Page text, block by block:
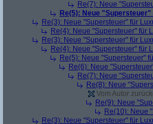
Re(7): Neue
Re(5): Neue
Re(3): Neue "Supersteuer" für
Re(4): Neue "Supersteuer" für
Re(3): Neue "Supersteuer" für
Re(4): Neue "Supersteuer" für
Re(5): Neue "Supersteuer"
Re(6): Neue
Re(7): Neue
Re(8): Neue
Vom Autor
Re(9): Neue
Re(10): Neue
Re(3): Neue "Supersteuer" für